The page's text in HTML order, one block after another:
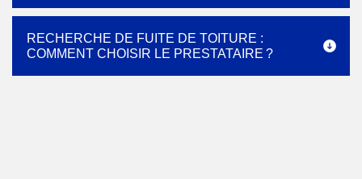
RECHERCHE DE FUITE DE TOITURE :
COMMENT CHOISIR LE PRESTATAIRE ?